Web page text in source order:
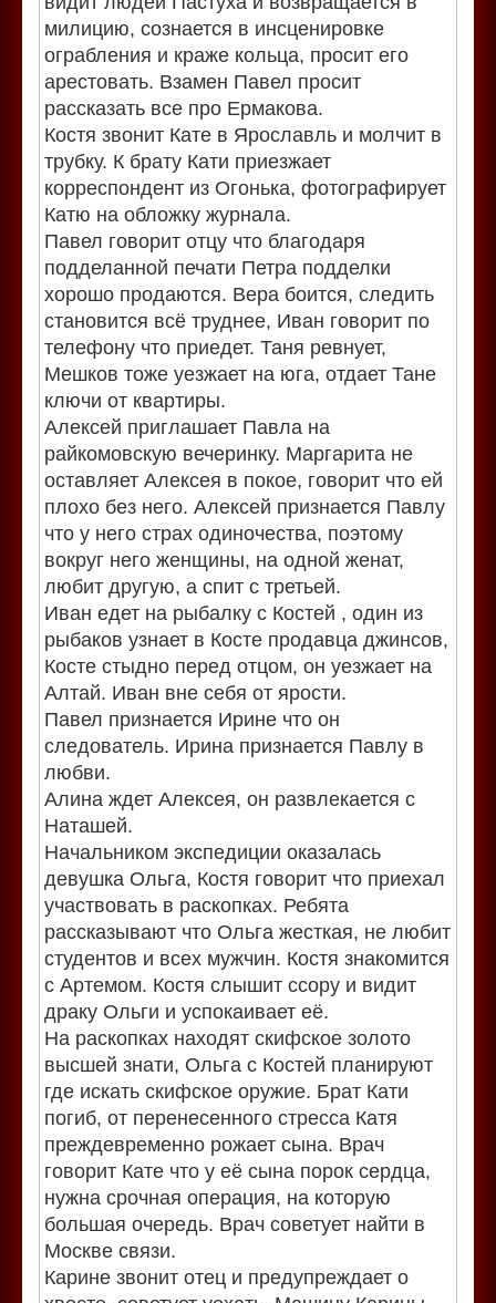
милицию, сознается в инсценировке
ограбления и краже кольца, просит его
арестовать. Взамен Павел просит
рассказать все про Ермакова.
Костя звонит Кате в Ярославль и молчит в
трубку. К брату Кати приезжает
корреспондент из Огонька, фотографирует
Катю на обложку журнала.
Павел говорит отцу что благодаря
подделанной печати Петра подделки
хорошо продаются. Вера боится, следить
становится всё труднее, Иван говорит по
телефону что приедет. Таня ревнует,
Мешков тоже уезжает на юга, отдает Тане
ключи от квартиры.
Алексей приглашает Павла на
райкомовскую вечеринку. Маргарита не
оставляет Алексея в покое, говорит что ей
плохо без него. Алексей признается Павлу
что у него страх одиночества, поэтому
вокруг него женщины, на одной женат,
любит другую, а спит с третьей.
Иван едет на рыбалку с Костей , один из
рыбаков узнает в Косте продавца джинсов,
Косте стыдно перед отцом, он уезжает на
Алтай. Иван вне себя от ярости.
Павел признается Ирине что он
следователь. Ирина признается Павлу в
любви.
Алина ждет Алексея, он развлекается с
Наташей.
Начальником экспедиции оказалась
девушка Ольга, Костя говорит что приехал
участвовать в раскопках. Ребята
рассказывают что Ольга жесткая, не любит
студентов и всех мужчин. Костя знакомится
с Артемом. Костя слышит ссору и видит
драку Ольги и успокаивает её.
На раскопках находят скифское золото
высшей знати, Ольга с Костей планируют
где искать скифское оружие. Брат Кати
погиб, от перенесенного стресса Катя
преждевременно рожает сына. Врач
говорит Кате что у её сына порок сердца,
нужна срочная операция, на которую
большая очередь. Врач советует найти в
Москве связи.
Карине звонит отец и предупреждает о